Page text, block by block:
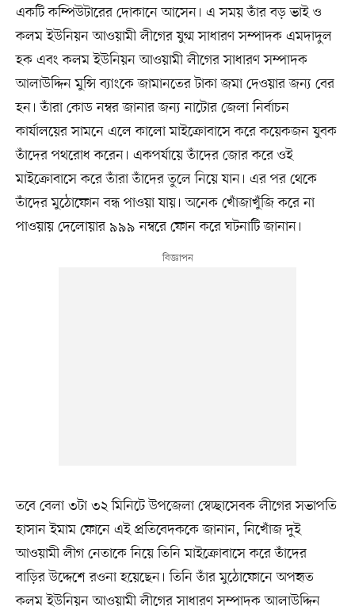
একটি কম্পিউটারের দোকানে আসেন। এ সময় তাঁর বড় ভাই ও
কলম ইউনিয়ন আওয়ামী লীগের যুগ্ম সাধারণ সম্পাদক এমদাদুল
হক এবং কলম ইউনিয়ন আওয়ামী লীগের সাধারণ সম্পাদক
আলাউদ্দিন মুন্সি ব্যাংকে জামানতের টাকা জমা দেওয়ার জন্য বের
হন। তাঁরা কোড নম্বর জানার জন্য নাটোর জেলা নির্বাচন
কার্যালয়ের সামনে এলে কালো মাইক্রোবাসে করে কয়েকজন যুবক
তাঁদের পথরোধ করেন। একপর্যায়ে তাঁদের জোর করে ওই
মাইক্রোবাসে করে তাঁরা তাঁদের তুলে নিয়ে যান। এর পর থেকে
তাঁদের মুঠোফোন বন্ধ পাওয়া যায়। অনেক খোঁজাখুঁজি করে না
পাওয়ায় দেলোয়ার ৯৯৯ নম্বরে ফোন করে ঘটনাটি জানান।
তবে বেলা ৩টা ৩২ মিনিটে উপজেলা স্বেচ্ছাসেবক লীগের সভাপতি
হাসান ইমাম ফোনে এই প্রতিবেদককে জানান, নিখোঁজ দুই
আওয়ামী লীগ নেতাকে নিয়ে তিনি মাইক্রোবাসে করে তাঁদের
বাড়ির উদ্দেশে রওনা হয়েছেন। তিনি তাঁর মুঠোফোনে অপহৃত
কলম ইউনিয়ন আওয়ামী লীগের সাধারণ সম্পাদক আলাউদ্দিন